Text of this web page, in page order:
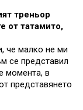
треньор
от татамито,
че малко не ми
се представил
момента, в
представянето